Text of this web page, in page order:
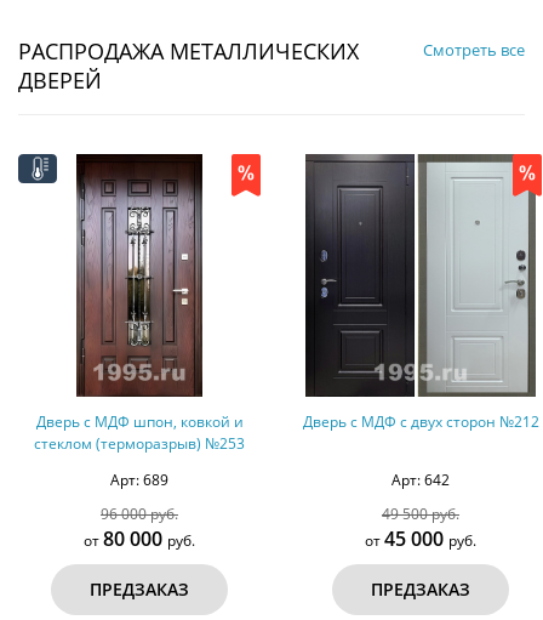
РАСПРОДАЖА МЕТАЛЛИЧЕСКИХ
ДВЕРЕЙ
Смотреть все
Дверь с МДФ шпон, ковкой и
стеклом (терморазрыв) №253
Арт: 689
96 000 руб.
от80 000 руб.
ПРЕДЗАКАЗ
Дверь с МДФ с двух сторон №212
Арт: 642
49 500 руб.
от45 000 руб.
ПРЕДЗАКАЗ